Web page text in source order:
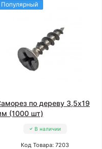
Популярный
по дереву 3,5x19
(1000 шт)
В наличии
Код Товара: 7203